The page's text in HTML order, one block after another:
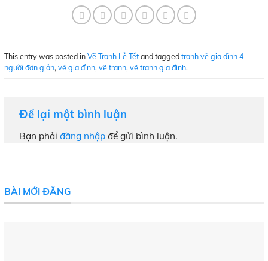
This entry was posted in Vẽ Tranh Lễ Tết and tagged tranh vẽ gia đình 4
người đơn giản, vẽ gia đình, vẽ tranh, vẽ tranh gia đình.
Để lại một bình luận
Bạn phải đăng nhập để gửi bình luận.
BÀI MỚI ĐĂNG